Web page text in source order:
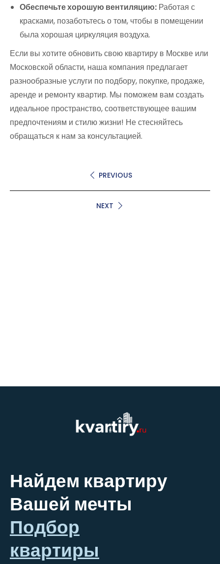
Обеспечьте хорошую вентиляцию: Работая с
красками, позаботьтесь о том, чтобы в помещении
была хорошая циркуляция воздуха.
Если вы хотите обновить свою квартиру в Москве или
Московской области, наша компания предлагает
разнообразные услуги по подбору, покупке, продаже,
аренде и ремонту квартир. Мы поможем вам создать
идеальное пространство, соответствующее вашим
предпочтениям и стилю жизни! Не стесняйтесь
обращаться к нам за консультацией.
PREVIOUS
NEXT
Найдем квартиру
Вашей мечты
Подбор
квартиры